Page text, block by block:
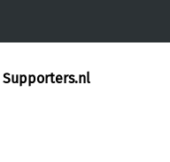
Supporters.nl